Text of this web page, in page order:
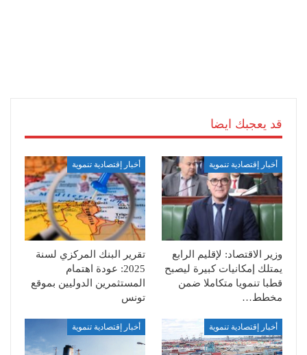
قد يعجبك ايضا
أخبار إقتصادية تنموية
وزير الاقتصاد: لإقليم الرابع
يمتلك إمكانيات كبيرة ليصبح
قطبا تنمويا متكاملا ضمن
مخطط…
أخبار إقتصادية تنموية
تقرير البنك المركزي لسنة
2025: عودة اهتمام
المستثمرين الدوليين بموقع
تونس
أخبار إقتصادية تنموية أخبار إقتصادية تنموية